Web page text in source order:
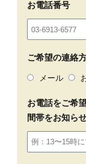
お電話番号
ご希望の連絡
メール
お電話をご希
間帯をお知ら